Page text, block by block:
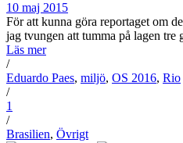
10 maj 2015
För att kunna göra reportaget om
jag tvungen att tumma på lagen tre
Läs mer
/
Eduardo Paes, miljö, OS 2016, Rio
/
1
/
Brasilien, Övrigt